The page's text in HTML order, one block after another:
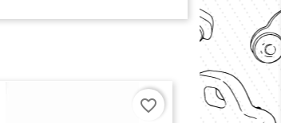
favorite_border